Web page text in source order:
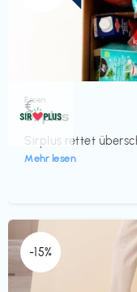
Essen
Sirplus
Sirplus rettet
Mehr lesen
€‎
-15%